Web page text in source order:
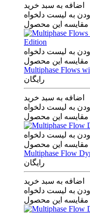
اضافه به سبد خرید
به لیست دلخواه
مقایسه این محصول
به لیست دلخواه
مقایسه این محصول
Multiphase Flows
رایگان
اضافه به سبد خرید
به لیست دلخواه
مقایسه این محصول
به لیست دلخواه
مقایسه این محصول
Multiphase Flow
رایگان
اضافه به سبد خرید
به لیست دلخواه
مقایسه این محصول